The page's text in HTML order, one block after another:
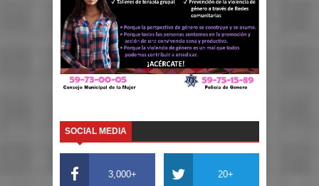
SOCIAL MEDIA
3,000+ 20+